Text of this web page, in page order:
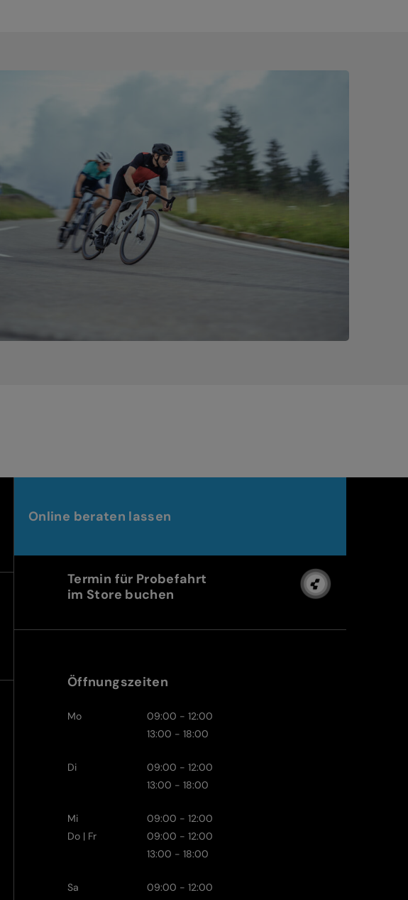
Online beraten lassen
Termin für Probefahrt
im Store buchen
Öffnungszeiten
Mo
09:00 - 12:00
13:00 - 18:00
Di
09:00 - 12:00
13:00 - 18:00
Mi
09:00 - 12:00
Do | Fr
09:00 - 12:00
13:00 - 18:00
Sa 09:00 - 12:00